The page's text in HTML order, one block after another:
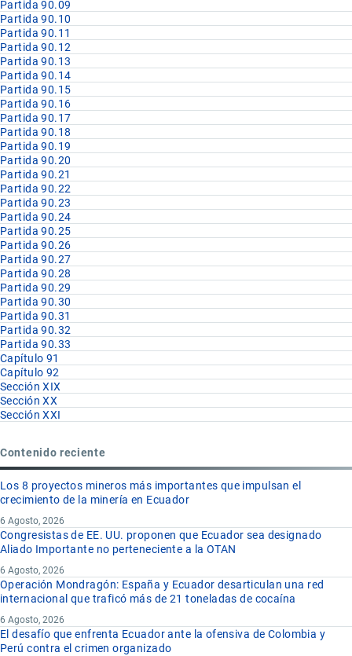
Partida 90.09
Partida 90.10
Partida 90.11
Partida 90.12
Partida 90.13
Partida 90.14
Partida 90.15
Partida 90.16
Partida 90.17
Partida 90.18
Partida 90.19
Partida 90.20
Partida 90.21
Partida 90.22
Partida 90.23
Partida 90.24
Partida 90.25
Partida 90.26
Partida 90.27
Partida 90.28
Partida 90.29
Partida 90.30
Partida 90.31
Partida 90.32
Partida 90.33
Capítulo 91
Capítulo 92
Sección XIX
Sección XX
Sección XXI
Contenido reciente
Los 8 proyectos mineros más importantes que impulsan el
crecimiento de la minería en Ecuador
6 Agosto, 2026
Congresistas de EE. UU. proponen que Ecuador sea designado
Aliado Importante no perteneciente a la OTAN
6 Agosto, 2026
Operación Mondragón: España y Ecuador desarticulan una red
internacional que traficó más de 21 toneladas de cocaína
6 Agosto, 2026
El desafío que enfrenta Ecuador ante la ofensiva de Colombia y
Perú contra el crimen organizado